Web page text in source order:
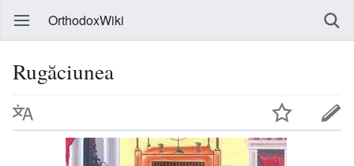
OrthodoxWiki
Rugăciunea